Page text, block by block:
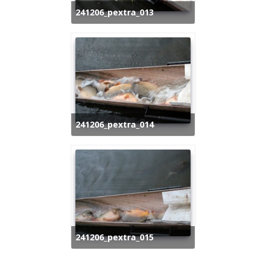
241206_pextra_013
241206_pextra_014
241206_pextra_015